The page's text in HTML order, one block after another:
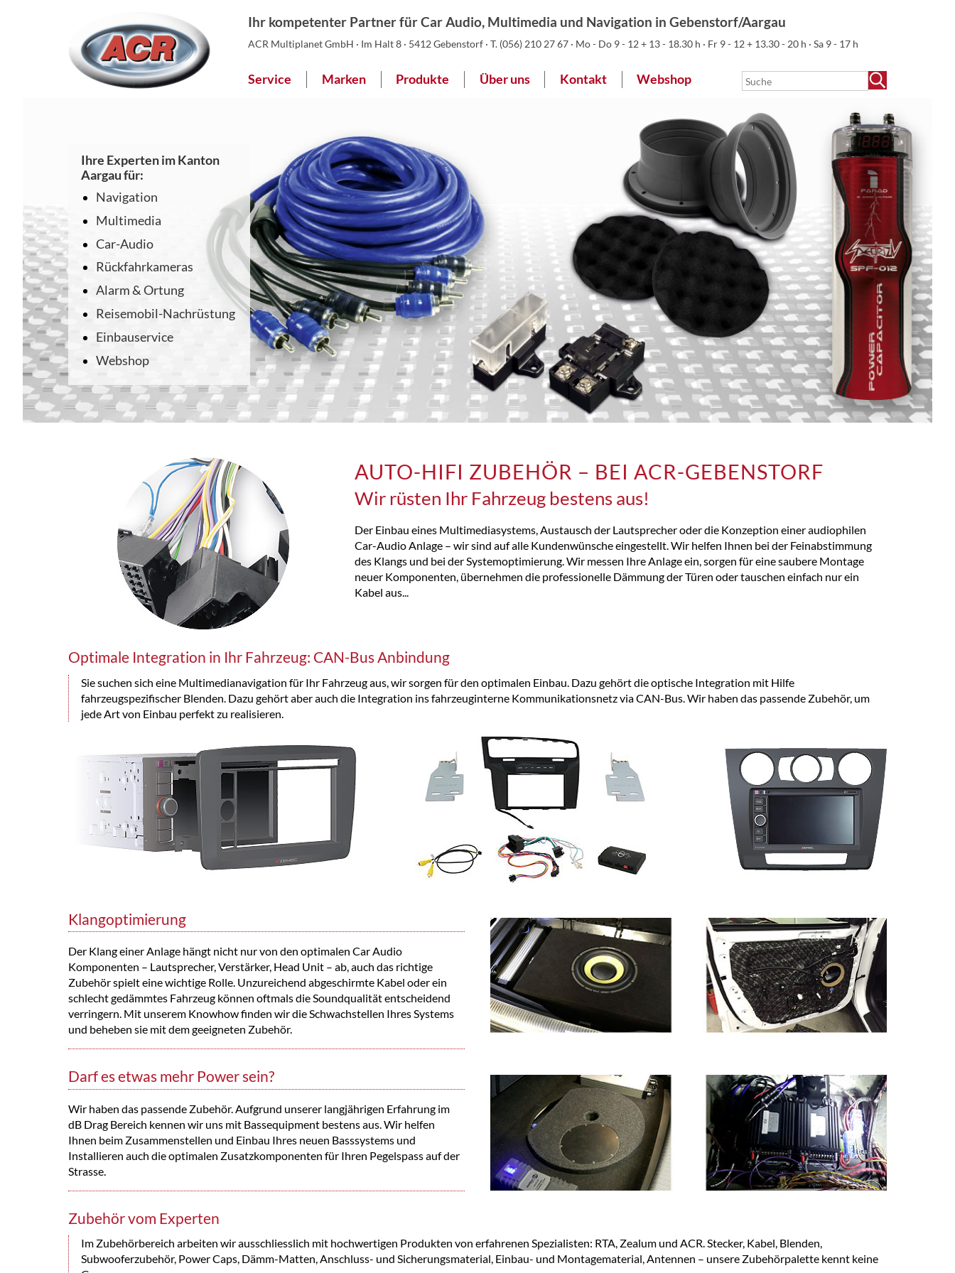
Ihr kompetenter Partner für Car Audio, Multimedia und Navigation in Gebenstorf/Aargau
ACR Multiplanet GmbH · Im Halt 8 · 5412 Gebenstorf · T. (056) 210 27 67 · Mo - Do 9 - 12 + 13 - 18.30 h · Fr 9 - 12 + 13.30 - 20 h · Sa 9 - 17 h
Service Marken Produkte Über uns Kontakt Webshop
Ihre Experten im Kanton
Aargau für:
Navigation
Multimedia
Car-Audio
Rückfahrkameras
Alarm & Ortung
Reisemobil-Nachrüstung
Einbauservice
Webshop
AUTO-HIFI ZUBEHÖR – BEI ACR-GEBENSTORF
Wir rüsten Ihr Fahrzeug bestens aus!
Der Einbau eines Multimediasystems, Austausch der Lautsprecher oder die Konzeption einer audiophilen
Car-Audio Anlage – wir sind auf alle Kundenwünsche eingestellt. Wir helfen Ihnen bei der Feinabstimmung
des Klangs und bei der Systemoptimierung. Wir messen Ihre Anlage ein, sorgen für eine saubere Montage
neuer Komponenten, übernehmen die professionelle Dämmung der Türen oder tauschen einfach nur ein
Kabel aus...
Optimale Integration in Ihr Fahrzeug: CAN-Bus Anbindung
Sie suchen sich eine Multimedianavigation für Ihr Fahrzeug aus, wir sorgen für den optimalen Einbau. Dazu gehört die optische Integration mit Hilfe
fahrzeugspezifischer Blenden. Dazu gehört aber auch die Integration ins fahrzeuginterne Kommunikationsnetz via CAN-Bus. Wir haben das passende Zubehör, um
jede Art von Einbau perfekt zu realisieren.
Klangoptimierung
Der Klang einer Anlage hängt nicht nur von den optimalen Car Audio
Komponenten – Lautsprecher, Verstärker, Head Unit – ab, auch das richtige
Zubehör spielt eine wichtige Rolle. Unzureichend abgeschirmte Kabel oder ein
schlecht gedämmtes Fahrzeug können oftmals die Soundqualität entscheidend
verringern. Mit unserem Knowhow finden wir die Schwachstellen Ihres Systems
und beheben sie mit dem geeigneten Zubehör.
Darf es etwas mehr Power sein?
Wir haben das passende Zubehör. Aufgrund unserer langjährigen Erfahrung im
dB Drag Bereich kennen wir uns mit Bassequipment bestens aus. Wir helfen
Ihnen beim Zusammenstellen und Einbau Ihres neuen Basssystems und
Installieren auch die optimalen Zusatzkomponenten für Ihren Pegelspass auf der
Strasse.
Zubehör vom Experten
Im Zubehörbereich arbeiten wir ausschliesslich mit hochwertigen Produkten von erfahrenen Spezialisten: RTA, Zealum und ACR. Stecker, Kabel, Blenden,
Subwooferzubehör, Power Caps, Dämm-Matten, Anschluss- und Sicherungsmaterial, Einbau- und Montagematerial, Antennen – unsere Zubehörpalette kennt keine